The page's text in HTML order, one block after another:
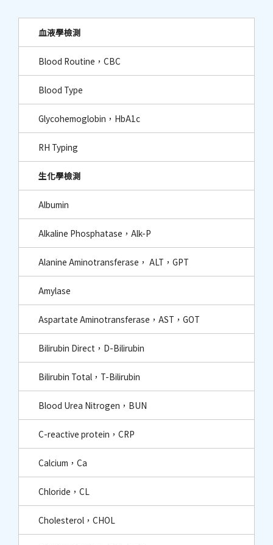
血液學檢測
Blood Routine，CBC
Blood Type
Glycohemoglobin，HbA1c
RH Typing
生化學檢測
Albumin
Alkaline Phosphatase，Alk-P
Alanine Aminotransferase， ALT，GPT
Amylase
Aspartate Aminotransferase，AST，GOT
Bilirubin Direct，D-Bilirubin
Bilirubin Total，T-Bilirubin
Blood Urea Nitrogen，BUN
C-reactive protein，CRP
Calcium，Ca
Chloride，CL
Cholesterol，CHOL